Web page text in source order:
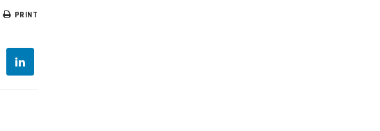
PRINT